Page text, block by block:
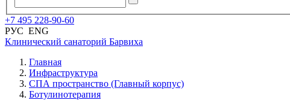
+7 495 228-90-60
РУС ENG
Клинический санаторий Барвиха
Главная
Инфраструктура
СПА пространство (Главный корпус)
Ботулинотерапия